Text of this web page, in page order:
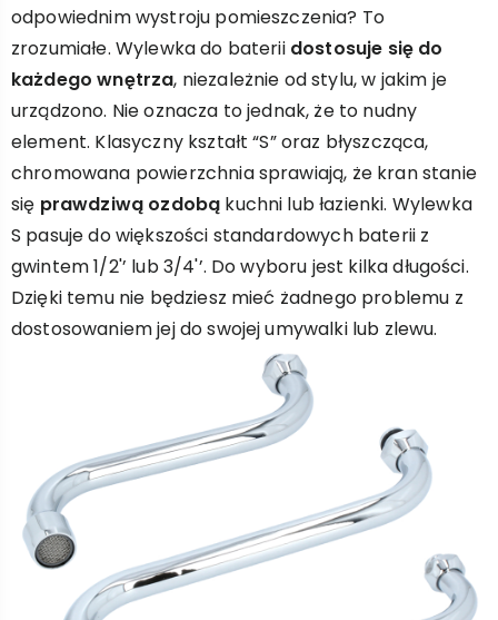
odpowiednim wystroju pomieszczenia? To
zrozumiałe. Wylewka do baterii dostosuje się do
każdego wnętrza, niezależnie od stylu, w jakim je
urządzono. Nie oznacza to jednak, że to nudny
element. Klasyczny kształt “S” oraz błyszcząca,
chromowana powierzchnia sprawiają, że kran stanie
się prawdziwą ozdobą kuchni lub łazienki. Wylewka
S pasuje do większości standardowych baterii z
gwintem 1/2'’ lub 3/4'’. Do wyboru jest kilka długości.
Dzięki temu nie będziesz mieć żadnego problemu z
dostosowaniem jej do swojej umywalki lub zlewu.